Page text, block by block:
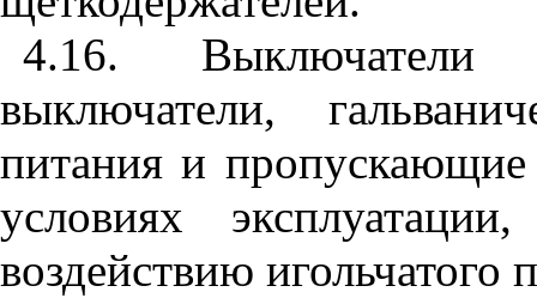
4.16.
выключатели,
питания и
условиях
воздействию игольчатого